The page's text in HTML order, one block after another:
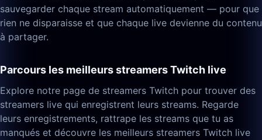
sauvegarder chaque stream automatiquement — pour que
rien ne disparaisse et que chaque live devienne du contenu
à partager.
Parcours les meilleurs streamers Twitch live
Explore notre page de streamers Twitch pour trouver des
streamers live qui enregistrent leurs streams. Regarde
leurs enregistrements, rattrape les streams que tu as
manqués et découvre les meilleurs streamers Twitch live